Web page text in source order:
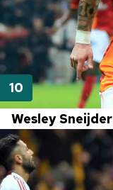
Wesley Sneijder